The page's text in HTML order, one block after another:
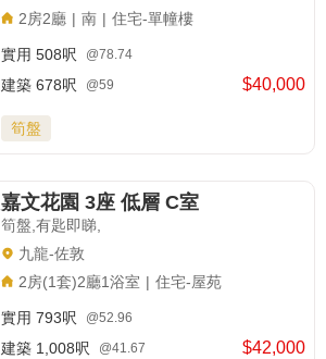
2房2廳 | 南 | 住宅-單幢樓
$40,000
實用 508呎 @78.74
建築 678呎 @59
筍盤
嘉文花園 3座 低層 C室
筍盤,有匙即睇,
九龍-佐敦
2房(1套)2廳1浴室 | 住宅-屋苑
$42,000
實用 793呎 @52.96
建築 1,008呎 @41.67